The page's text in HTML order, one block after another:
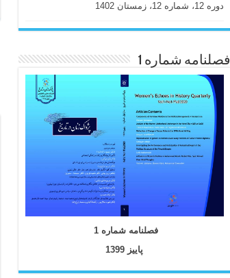
دوره 12، شماره 12، زمستان 1402
فصلنامه شماره 1
فصلنامه شماره 1
پاییز 1399